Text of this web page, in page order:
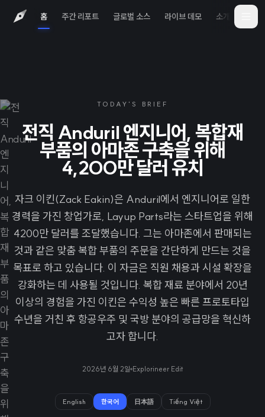
홈 주간 리포트 글로벌 소스 라이브 데모 소개
TODAY'S BRIEF
전직 Anduril 엔지니어, 복합재
부품의 아마존 구축을 위해
4,200만 달러 유치
자크 이킨(Zack Eakin)은 Anduril에서 엔지니어로 일한
경력을 가진 창업가로, Layup Parts라는 스타트업을 위해
4200만 달러를 조달했습니다. 그는 아마존에서 판매되는
것과 같은 맞춤 복합 부품의 주문을 간단하게 만드는 것을
목표로 하고 있습니다. 이 자금은 직원 채용과 시설 확장을
강화하는 데 사용될 것입니다. 복합 재료 분야에서 20년
이상의 경험을 가진 이킨은 수익성 높은 빠른 프로토타입
수년을 거친 후 항공우주 및 국방 분야의 공급망을 혁신하
고자 합니다.
2026년 6월 2일 Explorineer Edit
English 한국어 日本語 Tiếng Việt